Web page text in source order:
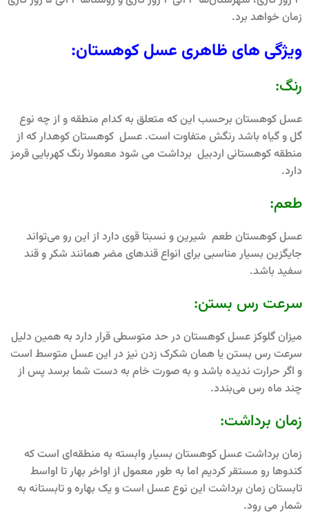
زمان خواهد برد.
ویژگی های ظاهری عسل کوهستان:
رنگ:
عسل کوهستان برحسب این که متعلق به کدام منطقه و از چه نوع
گل و گیاه باشد رنگش متفاوت است. عسل کوهستان کوهدار که از
منطقه کوهستانی اردبیل برداشت می شود معمولا رنگ کهربایی قرمز
دارد.
طعم:
عسل کوهستان طعم شیرین و نسبتا قوی دارد از این‌ رو می‌تواند
جایگزین بسیار مناسبی برای انواع قندهای مضر همانند شکر و قند
سفید باشد.
سرعت رس بستن:
میزان گلوکز عسل کوهستان در حد متوسطی قرار دارد به همین دلیل
سرعت رس بستن یا همان شکرک زدن نیز در این عسل متوسط است
و اگر حرارت ندیده باشد و به صورت خام به دست شما برسد پس از
چند ماه رس می‌بندد.
زمان برداشت:
زمان برداشت عسل کوهستان بسیار وابسته به منطقه‌ای است که
کندوها رو مستقر کردیم اما به طور معمول از اواخر بهار تا اواسط
تابستان زمان برداشت این نوع عسل است و یک بهاره و تابستانه به
شمار می رود.